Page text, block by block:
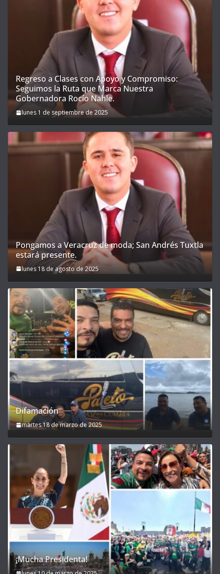
Regreso a Clases con Apoyo y Compromiso:
Seguimos la Ruta que Marca Nuestra
Gobernadora Rocío Nahle.
lunes 1 de septiembre de 2025
Pongamos a Veracruz de moda; San Andrés Tuxtla
estará presente.
lunes 18 de agosto de 2025
Difamación
martes 18 de marzo de 2025
¡Mucha Presidenta!